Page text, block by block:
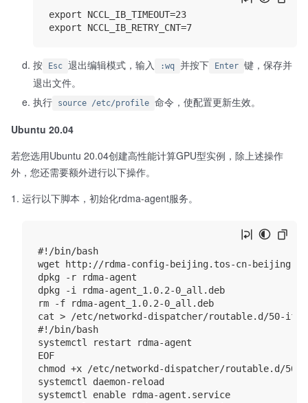
export NCCL_IB_TIMEOUT=23
按 Esc 退出编辑模式，输入 :wq 并按下 Enter 键，保存并
退出文件。
执行
source /etc/profile 命令，使配置更新生效。
Ubuntu 20.04
若您选用Ubuntu 20.04创建高性能计算GPU型实例，除上述操作
外，您还需要额外进行以下操作。
运行以下脚本，初始化rdma-agent服务。
#!/bin/bash
wget http://rdma-config-beijing.tos-cn-
dpkg -r rdma-agent
dpkg -i rdma-agent_1.0.2-0_all.deb
rm -f rdma-agent_1.0.2-0_all.deb
cat > /etc/networkd-dispatcher/routable.d/50-ifup-
#!/bin/bash
systemctl restart rdma-agent
EOF
chmod +x /etc/networkd-dispatcher/routable.d/50-
systemctl daemon-reload
systemctl enable rdma-agent.service